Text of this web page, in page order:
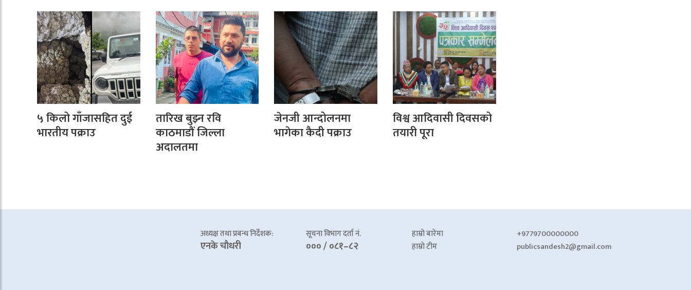
५ किलो गाँजासहित दुई
भारतीय पक्राउ
तारिख बुझ्न रवि
काठमाडौं जिल्ला
अदालतमा
जेनजी आन्दोलनमा
भागेका कैदी पक्राउ
विश्व आदिवासी दिवसको
तयारी पूरा
अध्यक्ष तथा प्रबन्ध निर्देशक:
एनके चाैधरी
सूचना विभाग दर्ता नं.
००० / ०८१–८२
हाम्रो बारेमा
हाम्रो टीम
+9779700000000
publicsandesh2@gmail.com